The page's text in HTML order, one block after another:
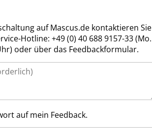
auf Mascus.de kontaktieren Sie
Hotline: +49 (0) 40 688 9157-33 (Mo.
oder über das Feedbackformular.
auf mein Feedback.